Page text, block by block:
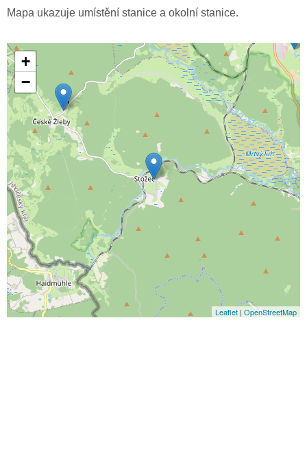
Mapa ukazuje umístění stanice a okolní stanice.
+
−
Leaflet | OpenStreetMap